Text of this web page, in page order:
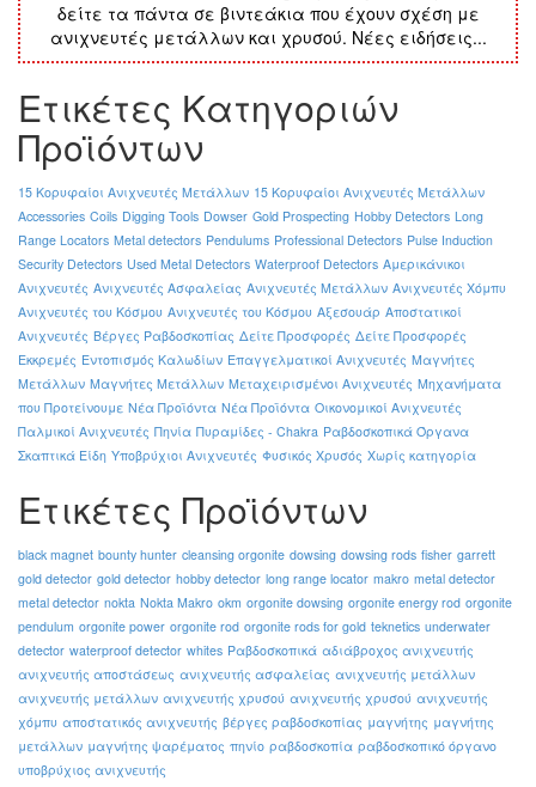
δείτε τα πάντα σε βιντεάκια που έχουν σχέση με
ανιχνευτές μετάλλων και χρυσού. Νέες ειδήσεις...
Ετικέτες Κατηγοριών
Προϊόντων
15 Κορυφαίοι Ανιχνευτές Μετάλλων 15 Κορυφαίοι Ανιχνευτές Μετάλλων
Accessories Coils Digging Tools Dowser Gold Prospecting Hobby Detectors Long
Range Locators Metal detectors Pendulums Professional Detectors Pulse Induction
Security Detectors Used Metal Detectors Waterproof Detectors Αμερικάνικοι
Ανιχνευτές Ανιχνευτές Ασφαλείας Ανιχνευτές Μετάλλων Ανιχνευτές Χόμπυ
Ανιχνευτές του Κόσμου Ανιχνευτές του Κόσμου Αξεσουάρ Αποστατικοί
Ανιχνευτές Βέργες Ραβδοσκοπίας Δείτε Προσφορές Δείτε Προσφορές
Εκκρεμές Εντοπισμός Καλωδίων Επαγγελματικοί Ανιχνευτές Μαγνήτες
Μετάλλων Μαγνήτες Μετάλλων Μεταχειρισμένοι Ανιχνευτές Μηχανήματα
που Προτείνουμε Νέα Προϊόντα Νέα Προϊόντα Οικονομικοί Ανιχνευτές
Παλμικοί Ανιχνευτές Πηνία Πυραμίδες - Chakra Ραβδοσκοπικά Όργανα
Σκαπτικά Είδη Υποβρύχιοι Ανιχνευτές Φυσικός Χρυσός Χωρίς κατηγορία
Ετικέτες Προϊόντων
black magnet bounty hunter cleansing orgonite dowsing dowsing rods fisher garrett
gold detector gold detector hobby detector long range locator makro metal detector
metal detector nokta Nokta Makro okm orgonite dowsing orgonite energy rod orgonite
pendulum orgonite power orgonite rod orgonite rods for gold teknetics underwater
detector waterproof detector whites Ραβδοσκοπικά αδιάβροχος ανιχνευτής
ανιχνευτής αποστάσεως ανιχνευτής ασφαλείας ανιχνευτής μετάλλων
ανιχνευτής μετάλλων ανιχνευτής χρυσού ανιχνευτής χρυσού ανιχνευτής
χόμπυ αποστατικός ανιχνευτής βέργες ραβδοσκοπίας μαγνήτης μαγνήτης
μετάλλων μαγνήτης ψαρέματος πηνίο ραβδοσκοπία ραβδοσκοπικό όργανο
υποβρύχιος ανιχνευτής